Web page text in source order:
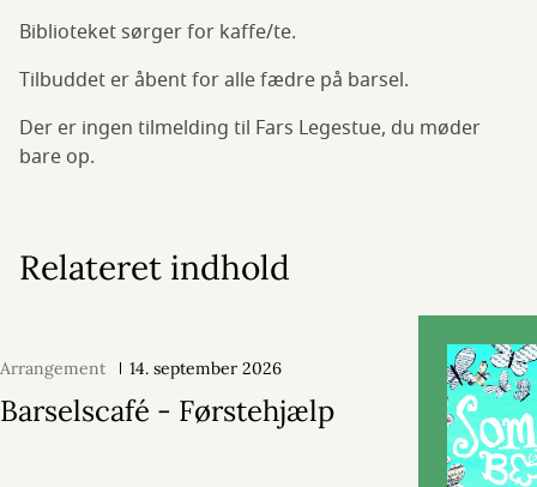
Biblioteket sørger for kaffe/te.
Tilbuddet er åbent for alle fædre på barsel.
Der er ingen tilmelding til Fars Legestue, du møder
bare op.
Relateret indhold
Arrangement 14. september 2026
Barselscafé - Førstehjælp